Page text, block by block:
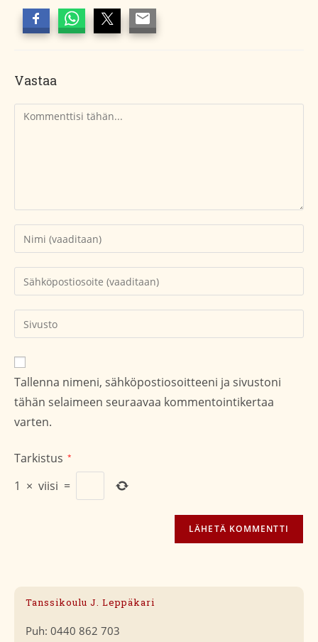
Vastaa
Kommentti
Kirjoita
nimesi
tai
käyttäjätunnuksesi
Kirjoita
sähköpostiosoitteesi
kommentoidaksesi
Kirjoita
sivustosi
verkko-
osoite/URL
(valinnainen)
Tallenna nimeni, sähköpostiosoitteeni ja sivustoni
tähän selaimeen seuraavaa kommentointikertaa
varten.
Tarkistus *
1 × viisi =
Tanssikoulu J. Leppäkari
Puh: 0440 862 703